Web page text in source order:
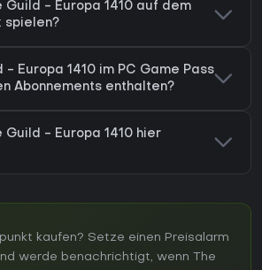
Guild - Europa 1410 auf dem
spielen?
- Europa 1410 im PC Game Pass
Abonnements enthalten?
Guild - Europa 1410 hier
kaufen? Setze einen Preisalarm
werde benachrichtigt, wenn The